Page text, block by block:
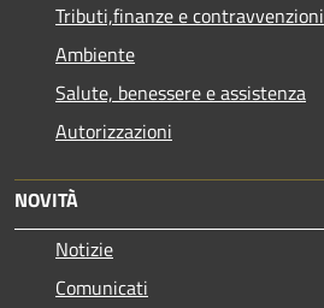
Tributi,finanze e contravvenzioni
Ambiente
Salute, benessere e assistenza
Autorizzazioni
NOVITÀ
Notizie
Comunicati